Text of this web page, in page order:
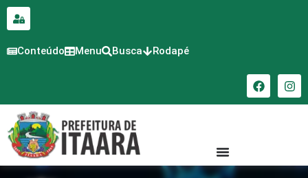
conteúdo
Conteúdo Menu Busca Rodapé